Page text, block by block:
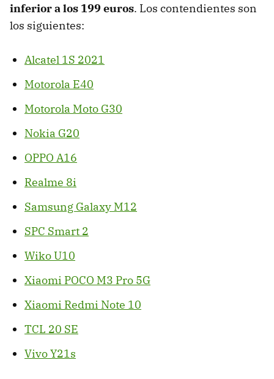
inferior a los 199 euros. Los contendientes son
los siguientes:
Alcatel 1S 2021
Motorola E40
Motorola Moto G30
Nokia G20
OPPO A16
Realme 8i
Samsung Galaxy M12
SPC Smart 2
Wiko U10
Xiaomi POCO M3 Pro 5G
Xiaomi Redmi Note 10
TCL 20 SE
Vivo Y21s